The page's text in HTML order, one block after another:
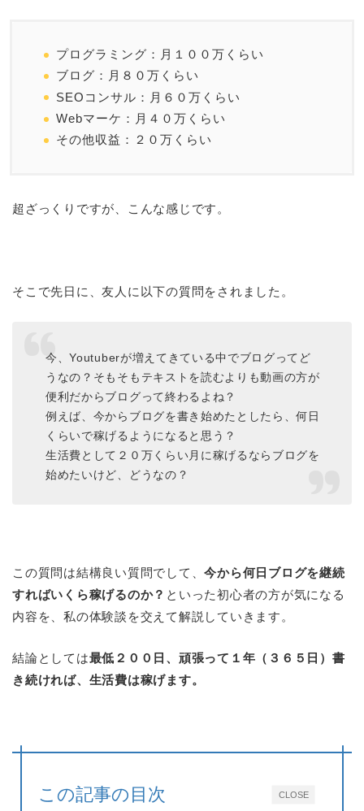
プログラミング：月１００万くらい
ブログ：月８０万くらい
SEOコンサル：月６０万くらい
Webマーケ：月４０万くらい
その他収益：２０万くらい
超ざっくりですが、こんな感じです。
そこで先日に、友人に以下の質問をされました。
今、Youtuberが増えてきている中でブログってど
うなの？そもそもテキストを読むよりも動画の方が
便利だからブログって終わるよね？
例えば、今からブログを書き始めたとしたら、何日
くらいで稼げるようになると思う？
生活費として２０万くらい月に稼げるならブログを
始めたいけど、どうなの？
この質問は結構良い質問でして、今から何日ブログを継続
すればいくら稼げるのか？ といった初心者の方が気になる
内容を、私の体験談を交えて解説していきます。
結論としては最低２００日、頑張って１年（３６５日）書
き続ければ、生活費は稼げます。
CLOSE
この記事の目次